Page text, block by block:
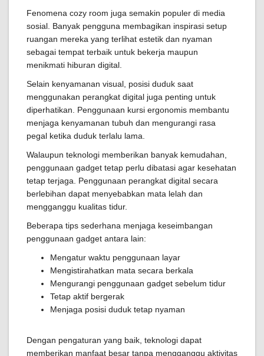
Fenomena cozy room juga semakin populer di media
sosial. Banyak pengguna membagikan inspirasi setup
ruangan mereka yang terlihat estetik dan nyaman
sebagai tempat terbaik untuk bekerja maupun
menikmati hiburan digital.
Selain kenyamanan visual, posisi duduk saat
menggunakan perangkat digital juga penting untuk
diperhatikan. Penggunaan kursi ergonomis membantu
menjaga kenyamanan tubuh dan mengurangi rasa
pegal ketika duduk terlalu lama.
Walaupun teknologi memberikan banyak kemudahan,
penggunaan gadget tetap perlu dibatasi agar kesehatan
tetap terjaga. Penggunaan perangkat digital secara
berlebihan dapat menyebabkan mata lelah dan
mengganggu kualitas tidur.
Beberapa tips sederhana menjaga keseimbangan
penggunaan gadget antara lain:
Mengatur waktu penggunaan layar
Mengistirahatkan mata secara berkala
Mengurangi penggunaan gadget sebelum tidur
Tetap aktif bergerak
Menjaga posisi duduk tetap nyaman
Dengan pengaturan yang baik, teknologi dapat
memberikan manfaat besar tanpa mengganggu aktivitas